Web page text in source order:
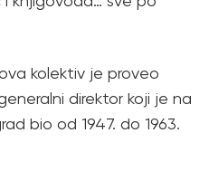
kolektiv je proveo
direktor koji je na
bio od 1947. do 1963.